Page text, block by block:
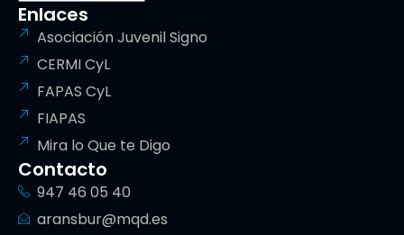
Enlaces
Asociación Juvenil Signo
CERMI CyL
FAPAS CyL
FIAPAS
Mira lo Que te Digo
Contacto
947 46 05 40
aransbur@mqd.es